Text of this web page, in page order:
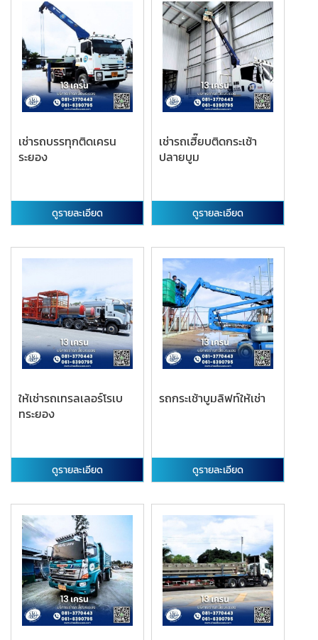
เช่ารถบรรทุกติดเครน
ระยอง
ดูรายละเอียด
เช่ารถเฮี๊ยบติดกระเช้า
ปลายบูม
ดูรายละเอียด
ให้เช่ารถเทรลเลอร์โรเบ
ทระยอง
ดูรายละเอียด
รถกระเช้าบูมลิฟท์ให้เช่า
ดูรายละเอียด